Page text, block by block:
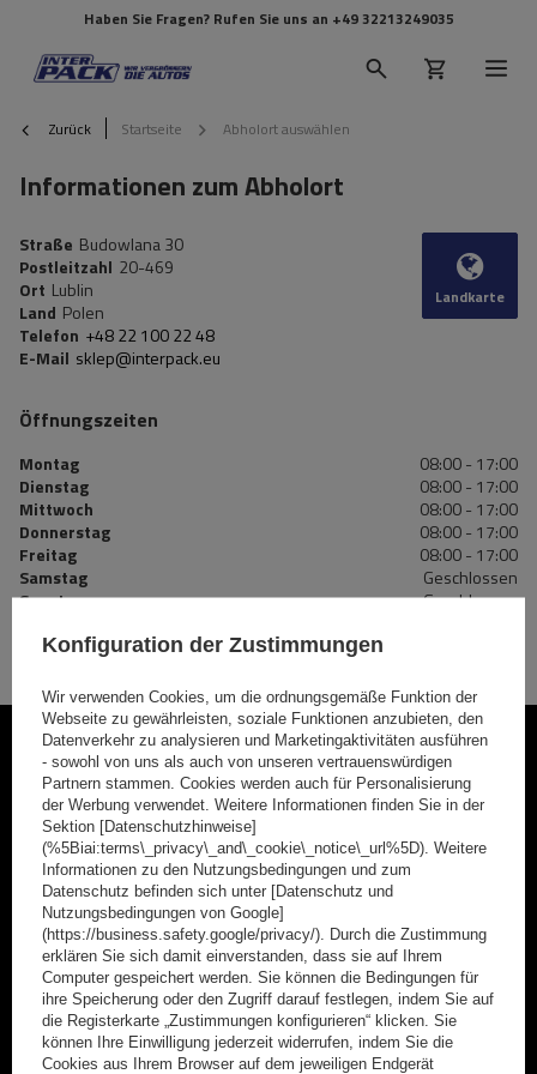
Haben Sie Fragen? Rufen Sie uns an +49 32213249035
Zurück Startseite Abholort auswählen
Informationen zum Abholort
Straße Budowlana 30
Postleitzahl 20-469
Ort Lublin
Land Polen
Telefon +48 22 100 22 48
E-Mail sklep@interpack.eu
Landkarte
Öffnungszeiten
Montag
08:00 - 17:00
Dienstag
08:00 - 17:00
Mittwoch
08:00 - 17:00
Donnerstag
08:00 - 17:00
Freitag
08:00 - 17:00
Samstag
Geschlossen
Sonntag
Geschlossen
Werden Sie Mitglied
Abonnieren Sie unseren Newsletter, um regelmäßig über
Neuigkeiten und Sonderangebote informiert zu werden.
Geben Sie Ihre E-Mail
Kontaktformular Ich stimme der Verarbeitung meiner im Kontaktformular enthaltenen personenbezogenen Daten gemäß der Verordnung (EU) des Europäischen Parlaments und des Rates zu.
Anmelden
Konfiguration der Zustimmungen
Wir verwenden Cookies, um die ordnungsgemäße Funktion der
Webseite zu gewährleisten, soziale Funktionen anzubieten, den
Datenverkehr zu analysieren und Marketingaktivitäten ausführen
- sowohl von uns als auch von unseren vertrauenswürdigen
Partnern stammen. Cookies werden auch für Personalisierung
der Werbung verwendet. Weitere Informationen finden Sie in der
Sektion [Datenschutzhinweise]
(%5Biai:terms\_privacy\_and\_cookie\_notice\_url%5D). Weitere
Informationen zu den Nutzungsbedingungen und zum
Datenschutz befinden sich unter [Datenschutz und
Nutzungsbedingungen von Google]
(https://business.safety.google/privacy/). Durch die Zustimmung
erklären Sie sich damit einverstanden, dass sie auf Ihrem
Computer gespeichert werden. Sie können die Bedingungen für
ihre Speicherung oder den Zugriff darauf festlegen, indem Sie auf
die Registerkarte „Zustimmungen konfigurieren“ klicken. Sie
können Ihre Einwilligung jederzeit widerrufen, indem Sie die
Cookies aus Ihrem Browser auf dem jeweiligen Endgerät